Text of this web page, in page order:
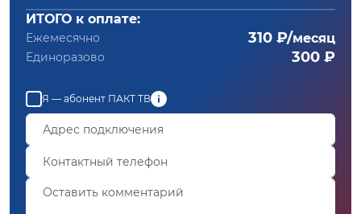
ИТОГО к оплате:
Ежемесячно 310 ₽/месяц
Единоразово 300 ₽
Я — абонент ПАКТ ТВ